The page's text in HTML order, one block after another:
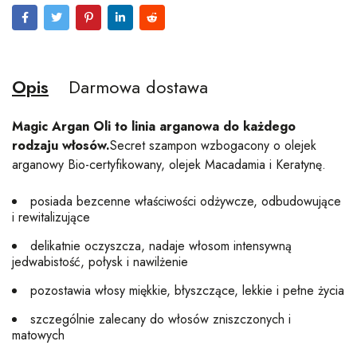
Opis Darmowa dostawa
Magic Argan Oli to linia arganowa do każdego
rodzaju włosów.Secret szampon wzbogacony o olejek
arganowy Bio-certyfikowany, olejek Macadamia i Keratynę.
posiada bezcenne właściwości odżywcze, odbudowujące
i rewitalizujące
delikatnie oczyszcza, nadaje włosom intensywną
jedwabistość, połysk i nawilżenie
pozostawia włosy miękkie, błyszczące, lekkie i pełne życia
szczególnie zalecany do włosów zniszczonych i
matowych